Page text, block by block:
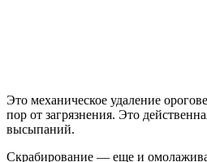
Это механическое удаление
пор от загрязнения. Это
высыпаний.
Скрабирование — еще и